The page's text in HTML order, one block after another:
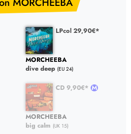
LPcol 29,90€*
MORCHEEBA
dive deep (EU 24)
CD 9,90€*
MORCHEEBA
big calm (UK 15)